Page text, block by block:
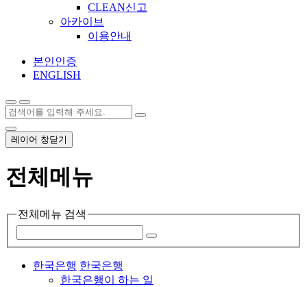
CLEAN신고
아카이브
이용안내
본인인증
ENGLISH
레이어 창닫기
전체메뉴
전체메뉴 검색
한국은행 한국은행
한국은행이 하는 일